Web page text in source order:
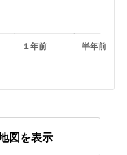
１年前 半年前
図を表示